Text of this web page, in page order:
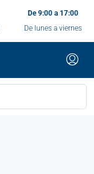
De 9:00 a 17:00
De lunes a viernes